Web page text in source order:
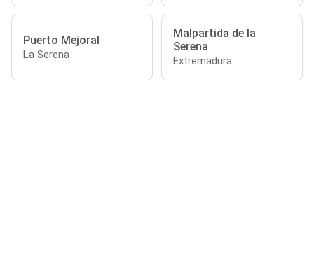
Puerto Mejoral
La Serena
Malpartida de la
Serena
Extremadura